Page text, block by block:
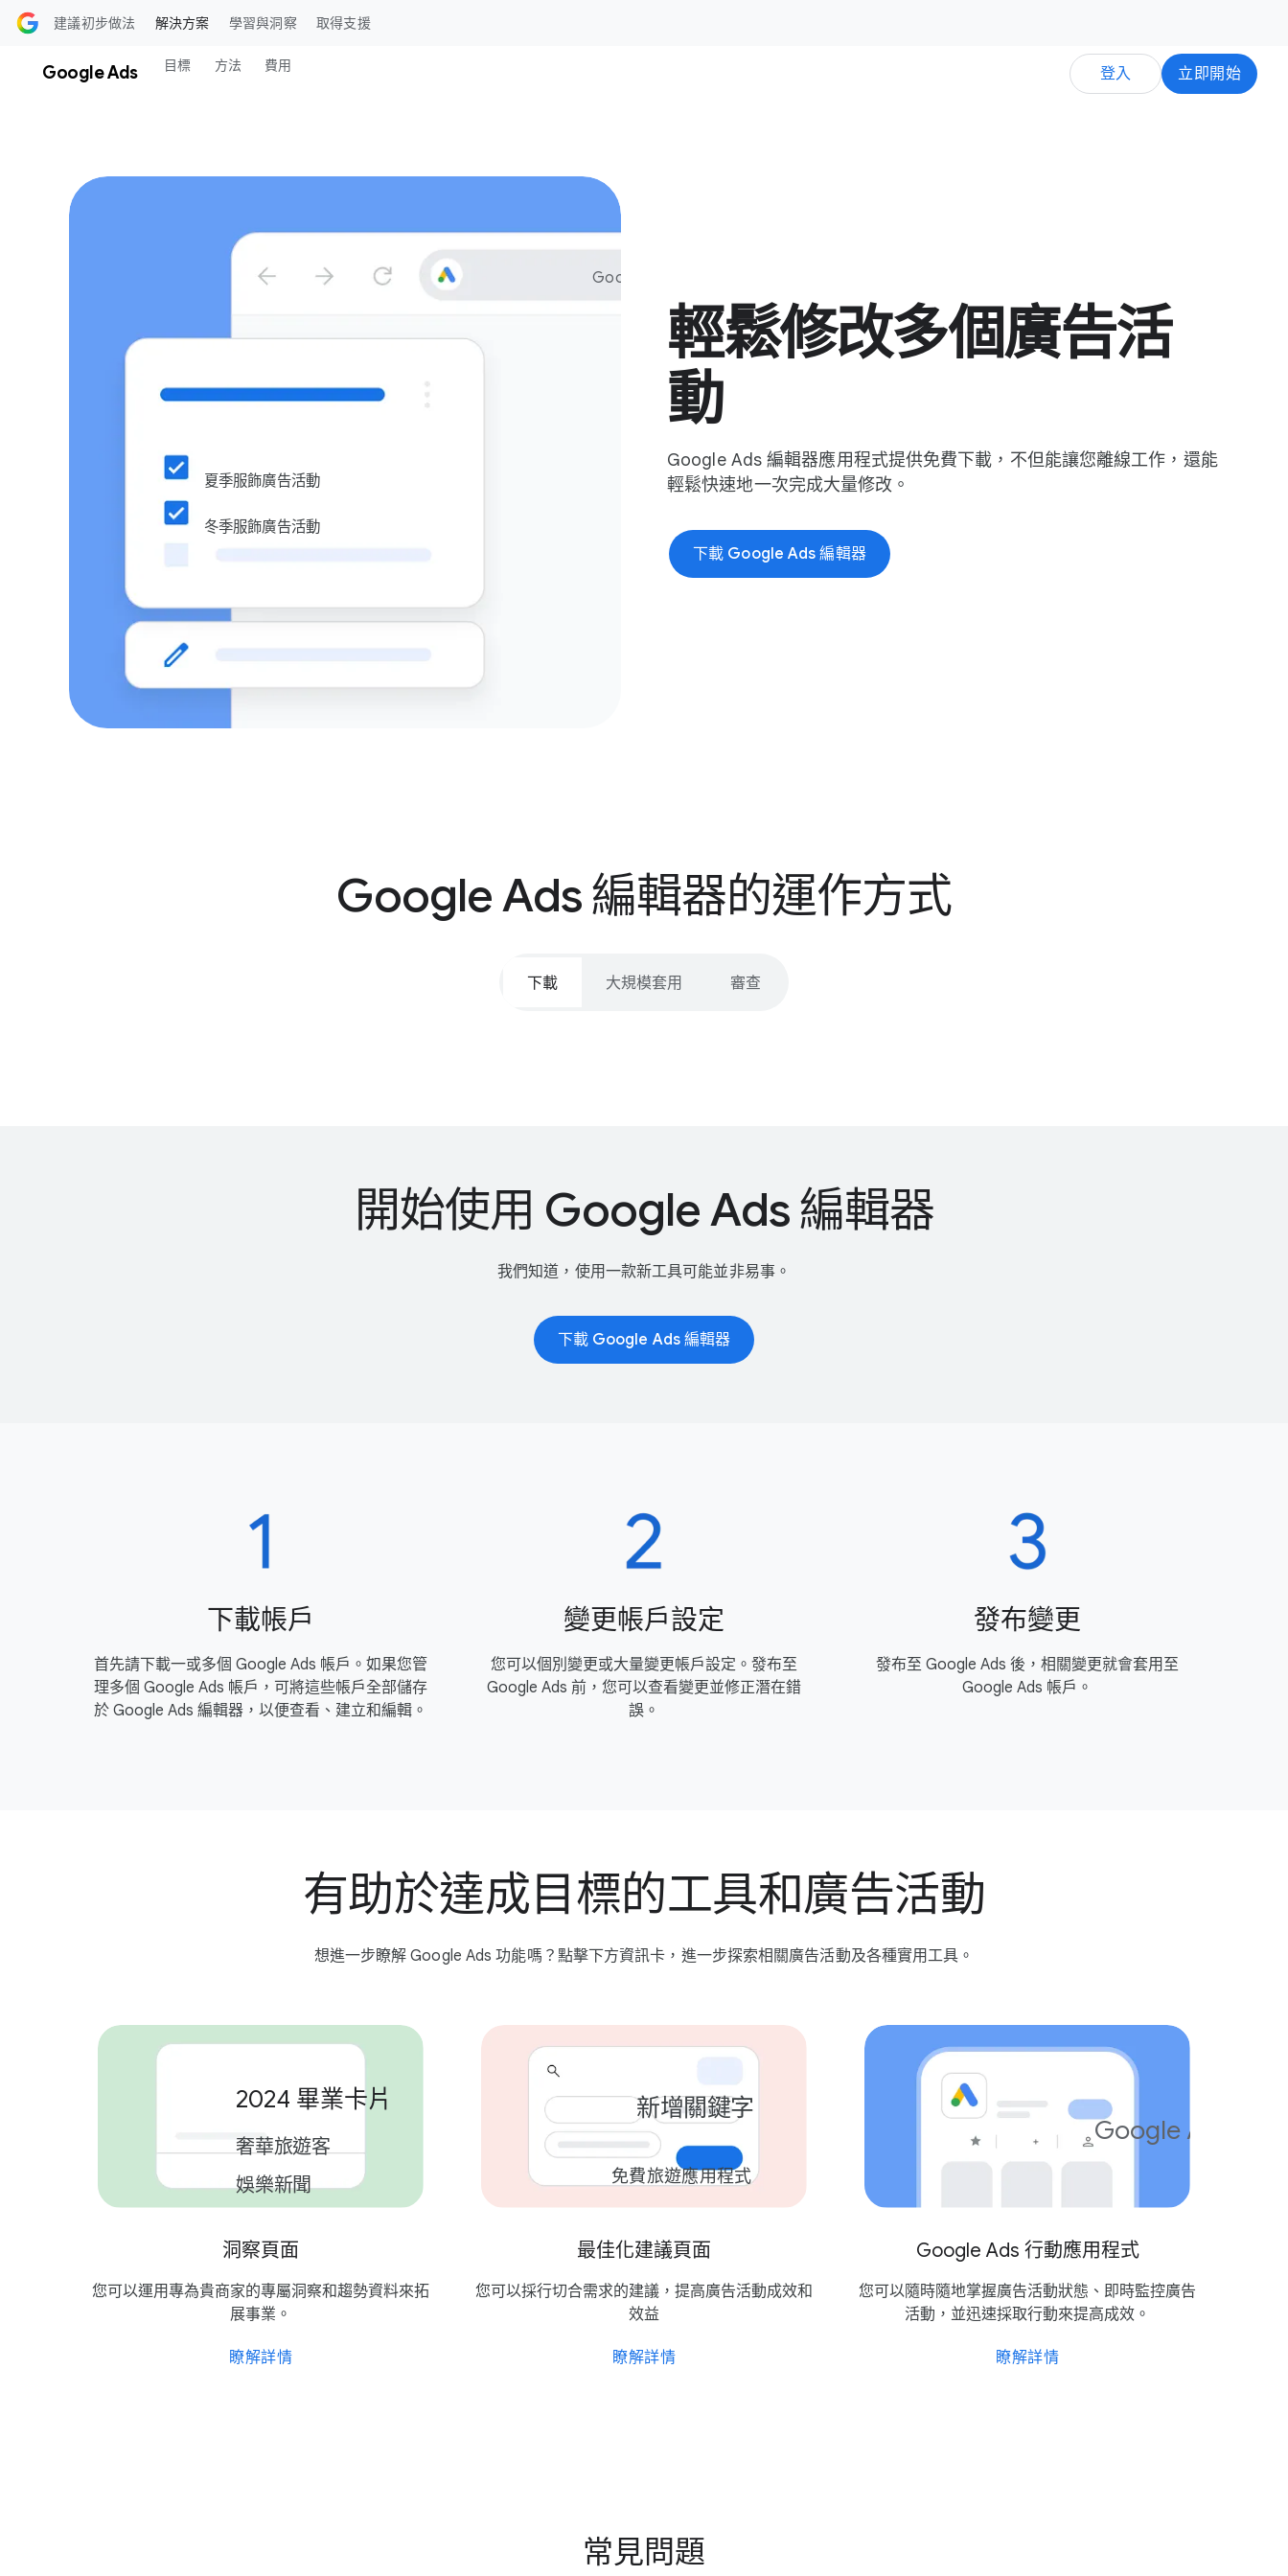
內容 建議​初步​做法 解決​方案 學​習​​與​​洞察 取得​支援
Google Ads 目標 方法 費用 登入 立即​開始
輕鬆​修改​多​個​廣告​活
動
Google Ads 編輯器​應​用​程式​提供​免費​下載，​不但​能​讓​您離線​工作，​還​能​
輕鬆​快速地​一​次​完成​大量​修改。
下​載 Google Ads 編輯器
Google ads
夏季​服飾​廣告​活動
冬季​服飾​廣告​活動
Google Ads 編​輯器​的​運作​方式
下​載 大規模​套用 審查
開始​使用 Google Ads 編輯器
我們​知道，​使用​一款​新工具​可能​並​非​易事。
下​載 Google Ads 編輯器
下​載​帳戶
首​先請​下載​一​或​多​個 Google Ads 帳戶。​如果​您​管
理​多​個 Google Ads 帳戶，​可​將​這些​帳戶​全部​儲存
於 Google Ads 編​輯器，​以​便​查​看、​建立​和​編輯。
變​更​帳戶​設定
您​可以​個​別​變更​或​大量​變​更​帳戶​設定。​發布​至
Google Ads 前，​您可以​查​看變更​並​修正​潛​在​錯
誤。
發布變​更
發布​至 Google Ads 後，​相關​變更​就​會​套用​至
Google Ads 帳戶。
有助於​達成​目標​的​工具​和​廣告​活動
想​進一步​瞭解 Google Ads 功​能​嗎？​點擊​下方​資訊卡，​進一步​探索​相關​廣告​活動​及​各​種​實用​工具。
2024 畢業​卡片
奢華​旅遊​客
娛樂​新聞
1.2 倍
1.2 倍
2 個​廣告​活動
洞察​頁面
您​可以​運用​專為​貴商家​的​專屬​洞察​和​趨勢​資料​來​拓
展​事業。
瞭解​詳情
新​增關​鍵字
免費​旅遊​應​用​程式
最佳化​建議​頁面
您​可以​採行​切合​需求​的​建議，​提高​廣告​活動​成效​和​
效益
瞭解​詳情
Google Ads
萬
Google Ads 行動​應​用​程式
您​可以​隨時​隨地掌握​廣告​活動​狀態、​即時​監控​廣告​
活動，​並​迅速​採取​行動來​提高​成效。
瞭解​詳情
常見​問題